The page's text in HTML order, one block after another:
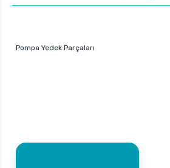
Pompa Yedek Parçaları